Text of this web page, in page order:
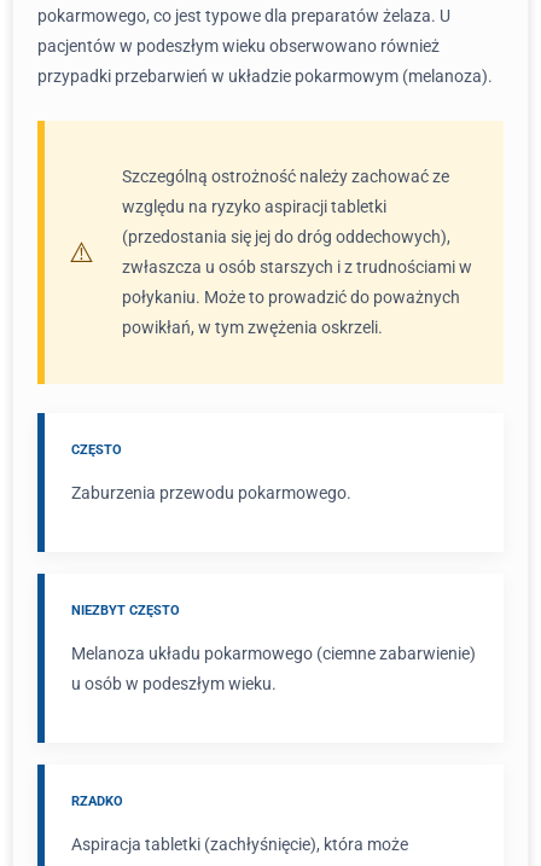
pokarmowego, co jest typowe dla preparatów żelaza. U
pacjentów w podeszłym wieku obserwowano również
przypadki przebarwień w układzie pokarmowym (melanoza).
Szczególną ostrożność należy zachować ze
względu na ryzyko aspiracji tabletki
(przedostania się jej do dróg oddechowych),
zwłaszcza u osób starszych i z trudnościami w
połykaniu. Może to prowadzić do poważnych
powikłań, w tym zwężenia oskrzeli.
CZĘSTO
Zaburzenia przewodu pokarmowego.
NIEZBYT CZĘSTO
Melanoza układu pokarmowego (ciemne zabarwienie)
u osób w podeszłym wieku.
RZADKO
Aspiracja tabletki (zachłyśnięcie), która może